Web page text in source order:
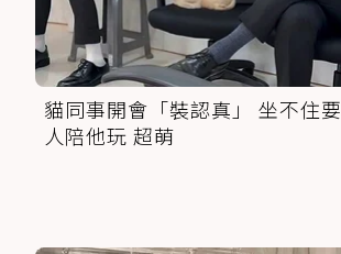
貓同事開會「裝認真」 坐不住要
人陪他玩 超萌